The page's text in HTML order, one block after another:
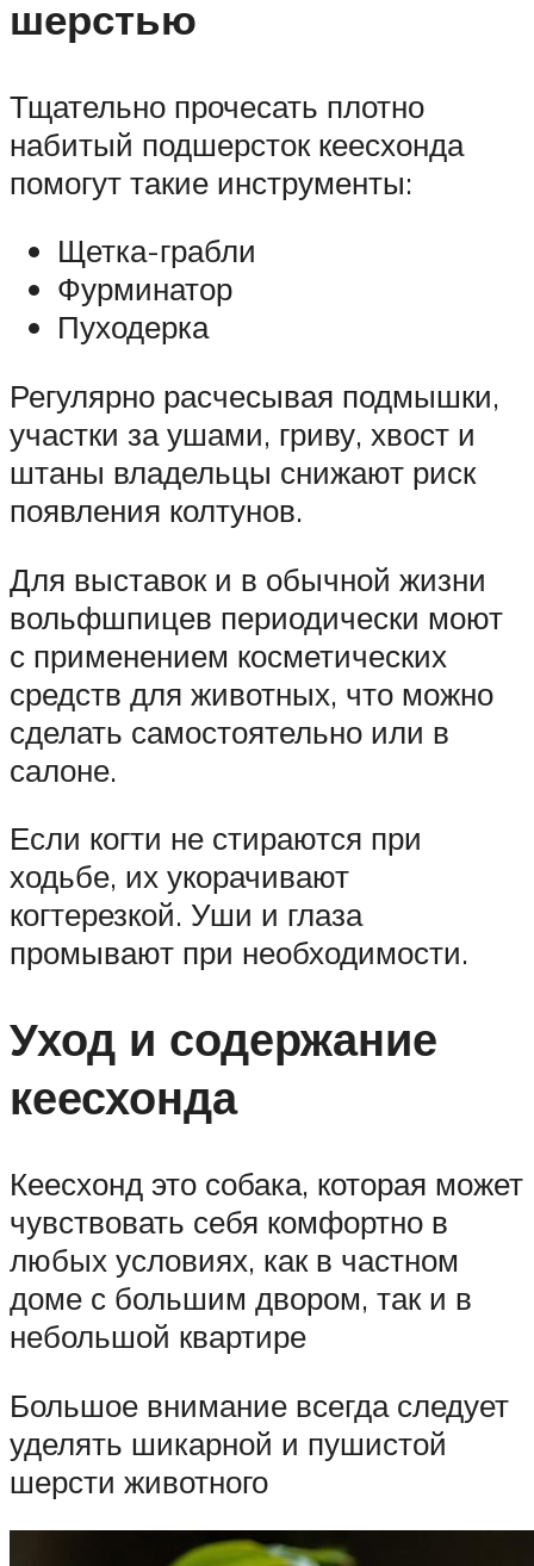
шерстью
Тщательно прочесать плотно
набитый подшерсток кеесхонда
помогут такие инструменты:
Щетка-грабли
Фурминатор
Пуходерка
Регулярно расчесывая подмышки,
участки за ушами, гриву, хвост и
штаны владельцы снижают риск
появления колтунов.
Для выставок и в обычной жизни
вольфшпицев периодически моют
с применением косметических
средств для животных, что можно
сделать самостоятельно или в
салоне.
Если когти не стираются при
ходьбе, их укорачивают
когтерезкой. Уши и глаза
промывают при необходимости.
Уход и содержание
кеесхонда
Кеесхонд это собака, которая может
чувствовать себя комфортно в
любых условиях, как в частном
доме с большим двором, так и в
небольшой квартире
Большое внимание всегда следует
уделять шикарной и пушистой
шерсти животного